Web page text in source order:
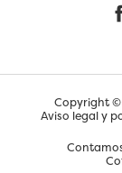
Copyright ©
Aviso legal y